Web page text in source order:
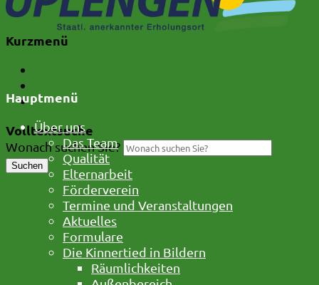
Kurzmenü
Impressum und Datenschutz
Volltextsuche
Wonach suchen Sie?
Suchen
Hauptmenü
Über uns
Das Team
Qualität
Elternarbeit
Förderverein
Termine und Veranstaltungen
Aktuelles
Formulare
Die Kinnertied in Bildern
Räumlichkeiten